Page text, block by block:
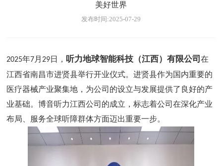
美好世界
发布时间:2025-07-29
2025年7月29日，听力地球智能科技（江西）有限公司在
江西省南昌市进贤县举行开业仪式。进贤县作为国内重要的
医疗器械产业聚集地，为公司的设立与发展提供了良好的产
业基础。博音听力江西公司的成立，标志着公司在深化产业
布局、服务全球听障群体方面迈出重要一步。